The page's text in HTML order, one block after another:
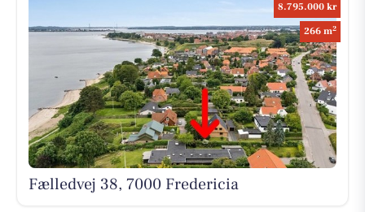
8.795.000 kr
266 m2
Fælledvej 38, 7000 Fredericia